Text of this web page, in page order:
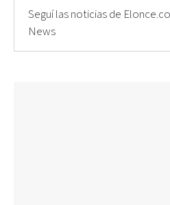
Seguí las noticias de
News